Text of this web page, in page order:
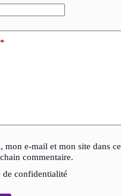
*
mon e-mail et mon site dans ce
commentaire.
de confidentialité